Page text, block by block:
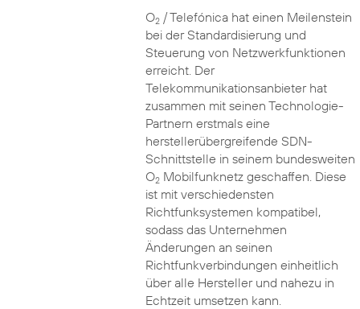
O2/ Telefónica hat einen Meilenstein
bei der Standardisierung und
Steuerung von Netzwerkfunktionen
erreicht. Der
Telekommunikationsanbieter hat
zusammen mit seinen Technologie-
Partnern erstmals eine
herstellerübergreifende SDN-
Schnittstelle in seinem bundesweiten
O2Mobilfunknetz geschaffen. Diese
ist mit verschiedensten
Richtfunksystemen kompatibel,
sodass das Unternehmen
Änderungen an seinen
Richtfunkverbindungen einheitlich
über alle Hersteller und nahezu in
Echtzeit umsetzen kann.